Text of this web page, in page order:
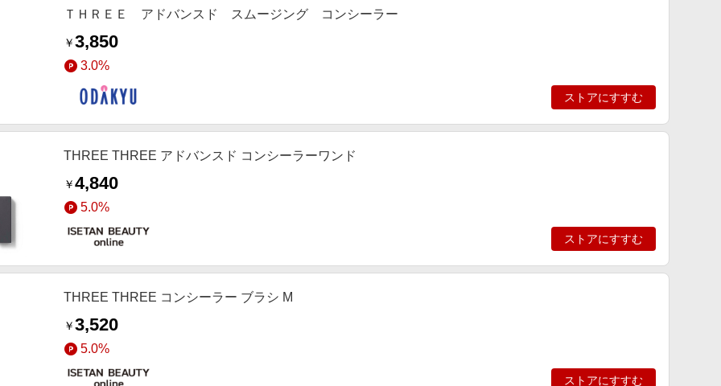
ＴＨＲＥＥ アドバンスド スムージング コンシーラー
￥3,850
3.0%
ストアにすすむ
THREE THREE アドバンスド コンシーラーワンド
￥4,840
5.0%
ストアにすすむ
THREE THREE コンシーラー ブラシ M
￥3,520
5.0%
ストアにすすむ